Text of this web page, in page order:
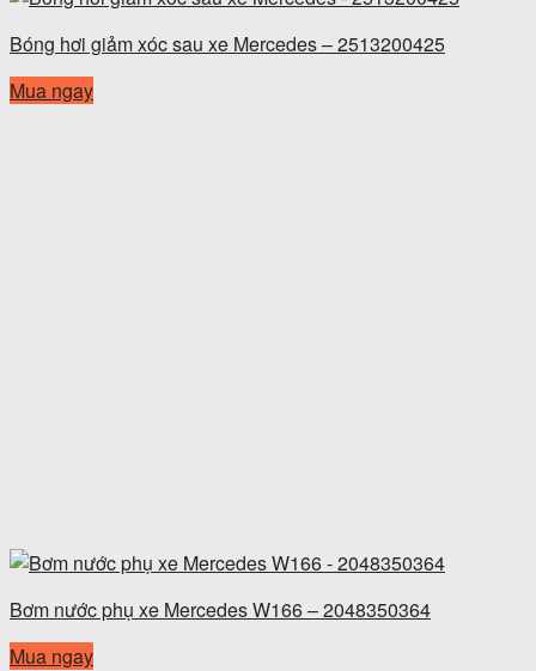
Bóng hơi giảm xóc sau xe Mercedes – 2513200425
Mua ngay
Bơm nước phụ xe Mercedes W166 – 2048350364
Mua ngay